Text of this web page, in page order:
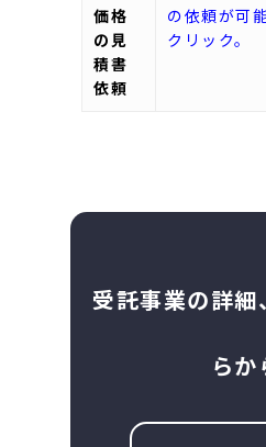
価格
の見
積書
依頼
の依頼が可
クリック。
受託事業の詳細
らか